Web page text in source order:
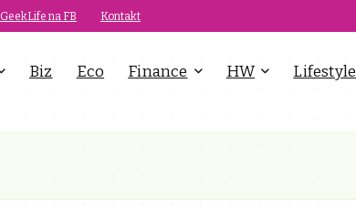
GeekLife na FB Kontakt
Biz Eco Finance HW Lifestyle